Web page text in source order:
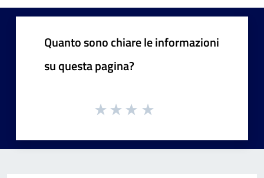
Quanto sono chiare le informazioni
su questa pagina?